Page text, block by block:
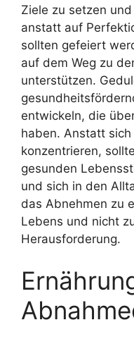
Ziele zu setzen
anstatt auf
sollten gefeiert
auf dem Weg zu
unterstützen.
entwickeln, die
haben. Anstatt
konzentrieren,
gesunden
und sich in den
das Abnehmen zu
Lebens und nicht
Herausforderung.